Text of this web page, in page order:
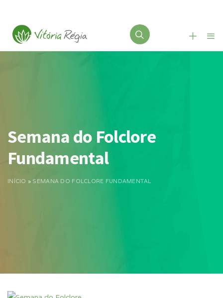
Semana do Folclore
Fundamental
INÍCIO » SEMANA DO FOLCLORE FUNDAMENTAL